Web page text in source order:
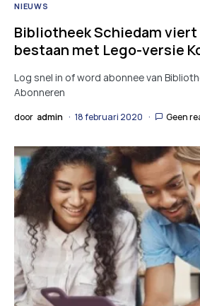
NIEUWS
Bibliotheek Schiedam
bestaan met Lego-versie
Log snel in of word abonnee van
Abonneren
door admin 18 februari 2020 Geen